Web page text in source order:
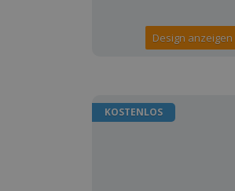
Design anzeigen
KOSTENLOS